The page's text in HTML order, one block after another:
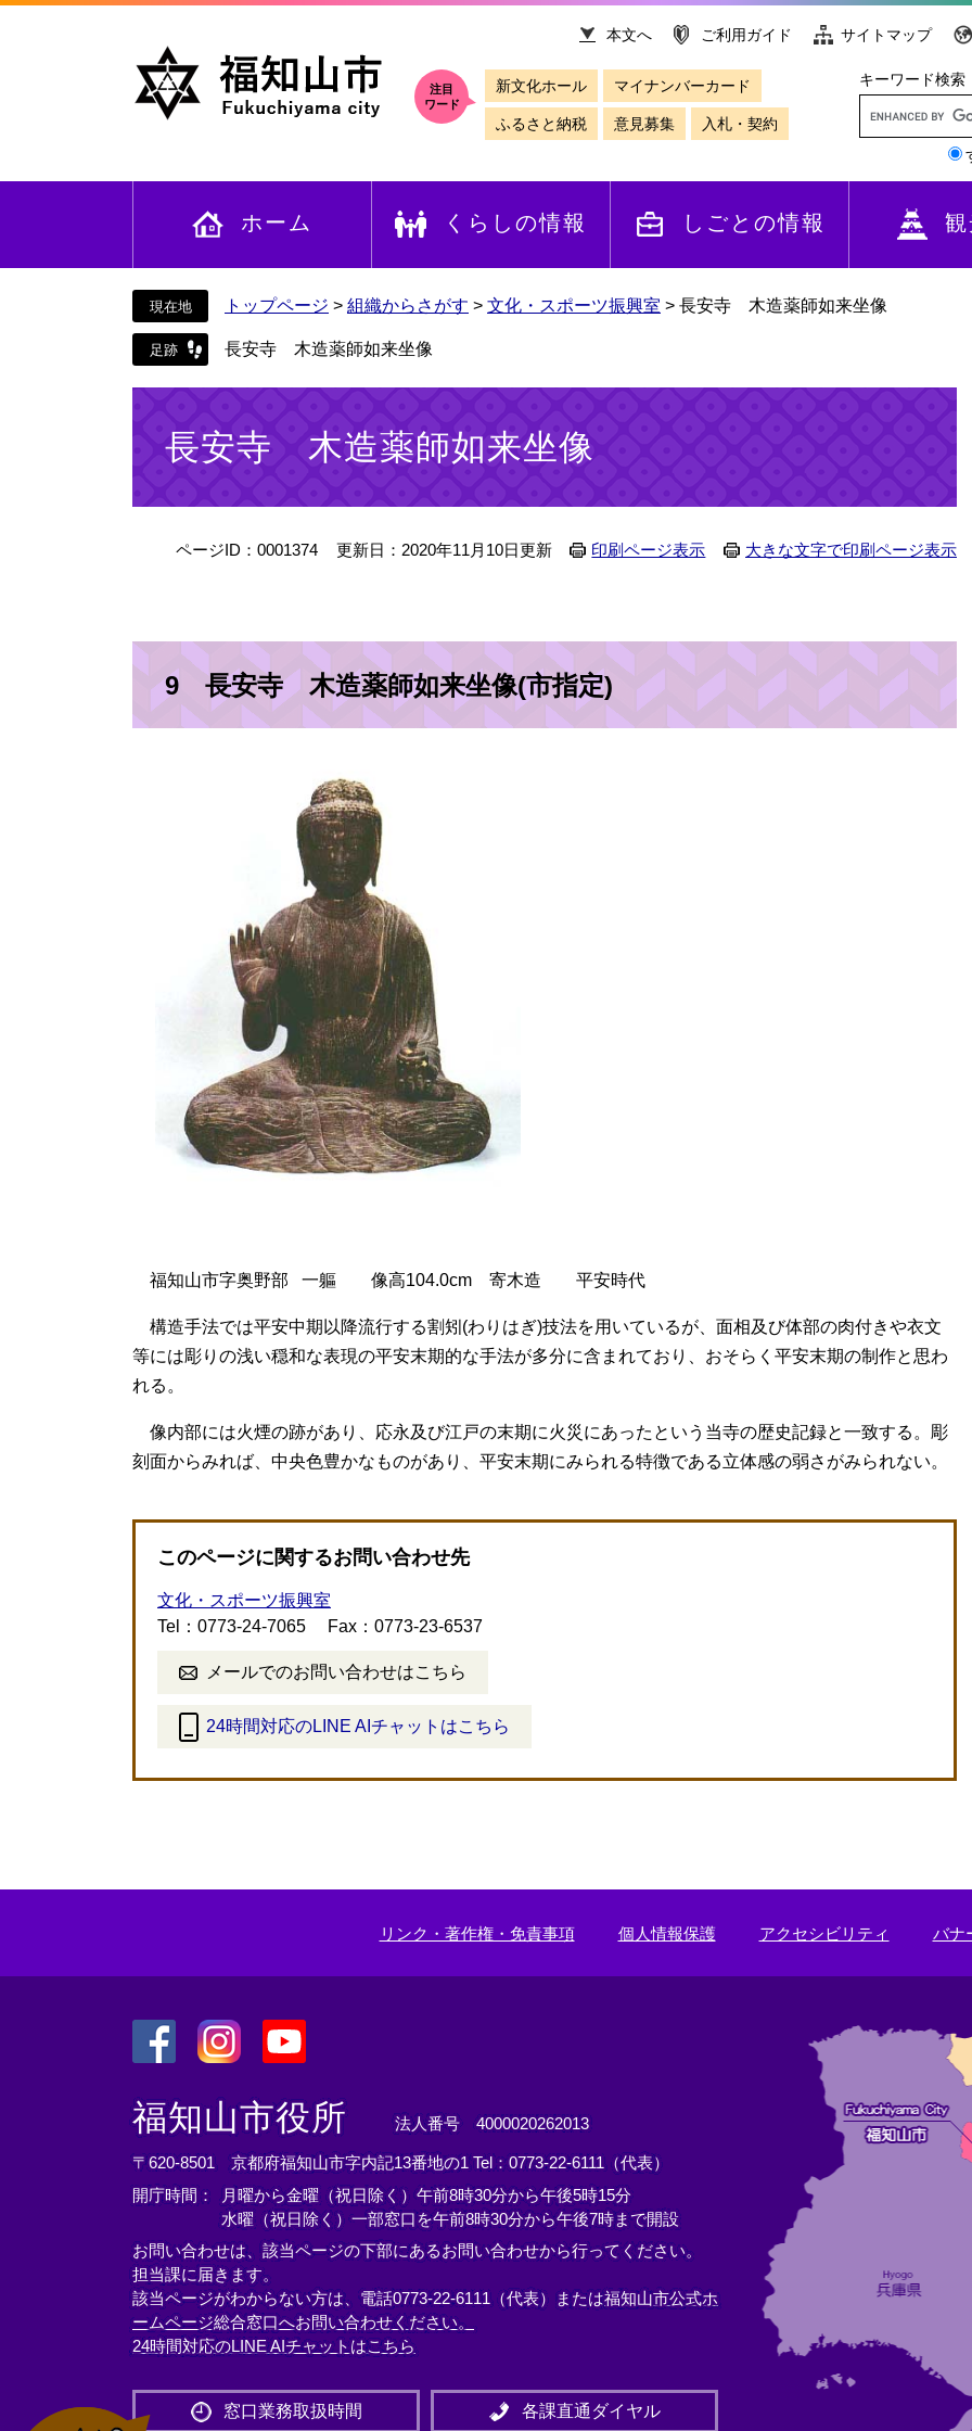
文
本文へ ご利用ガイド サイトマップ
注目
ワード
新文化ホール マイナンバーカード
ふるさと納税 意見募集 入札・契約
キーワード検索
ホーム くらしの情報 しごとの情報 観
トップページ > 組織からさがす > 文化・スポーツ振興室 > 長安寺 木造薬師如来坐像
長安寺 木造薬師如来坐像
長安寺 木造薬師如来坐像
ページID：0001374 更新日：2020年11月10日更新 印刷ページ表示 大きな文字で印刷ページ表示
9 長安寺 木造薬師如来坐像(市指定)
福知山市字奥野部 一軀 像高104.0cm 寄木造 平安時代
構造手法では平安中期以降流行する割矧(わりはぎ)技法を用いているが、面相及び体部の肉付きや衣文
等には彫りの浅い穏和な表現の平安末期的な手法が多分に含まれており、おそらく平安末期の制作と思わ
れる。
像内部には火煙の跡があり、応永及び江戸の末期に火災にあったという当寺の歴史記録と一致する。彫
刻面からみれば、中央色豊かなものがあり、平安末期にみられる特徴である立体感の弱さがみられない。
このページに関するお問い合わせ先
文化・スポーツ振興室
Tel：0773-24-7065
Fax：0773-23-6537
メールでのお問い合わせはこちら
24時間対応のLINE AIチャットはこちら
外
ク
リンク・著作権・免責事項 個人情報保護 アクセシビリティ バナ
外
部
リ
ン
ク
外
部
リ
ン
ク
外
部
リ
ン
ク
＞
福知山市役所 法人番号 4000020262013
〒620-8501 京都府福知山市字内記13番地の1 Tel：0773-22-6111（代表）
開庁時間： 月曜から金曜（祝日除く）午前8時30分から午後5時15分
水曜（祝日除く）一部窓口を午前8時30分から午後7時まで開設
お問い合わせは、該当ページの下部にあるお問い合わせから行ってください。
担当課に届きます。
該当ページがわからない方は、電話0773-22-6111（代表）または福知山市公式ホ
ームページ総合窓口へお問い合わせください。
24時間対応のLINE AIチャットはこちら
外
部
窓口業務取扱時間 各課直通ダイヤル